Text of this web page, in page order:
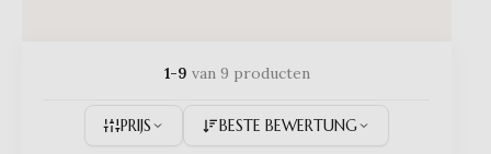
1-9 van 9 producten
PRIJS BESTE BEWERTUNG